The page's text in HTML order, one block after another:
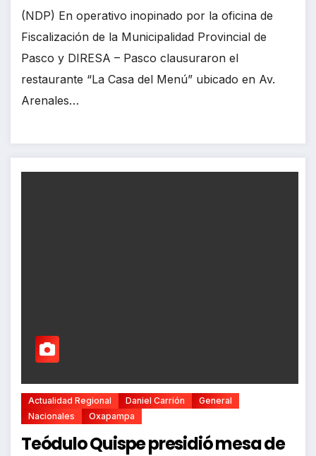
(NDP) En operativo inopinado por la oficina de
Fiscalización de la Municipalidad Provincial de
Pasco y DIRESA – Pasco clausuraron el
restaurante “La Casa del Menú” ubicado en Av.
Arenales…
Actualidad Regional Daniel Carrión
General
Nacionales
Oxapampa
Teódulo Quispe presidió mesa de